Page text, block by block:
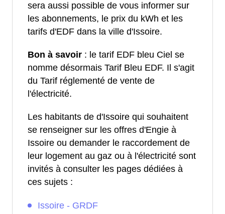
sera aussi possible de vous informer sur
les abonnements, le prix du kWh et les
tarifs d'EDF dans la ville d'Issoire.
Bon à savoir : le tarif EDF bleu Ciel se
nomme désormais Tarif Bleu EDF. Il s'agit
du Tarif réglementé de vente de
l'électricité.
Les habitants de d'Issoire qui souhaitent
se renseigner sur les offres d'Engie à
Issoire ou demander le raccordement de
leur logement au gaz ou à l'électricité sont
invités à consulter les pages dédiées à
ces sujets :
Issoire - GRDF